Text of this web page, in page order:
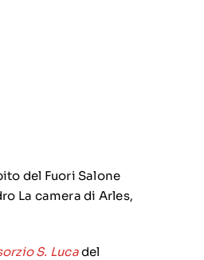
del Fuori Salone
La camera di Arles,
S. Lucadel